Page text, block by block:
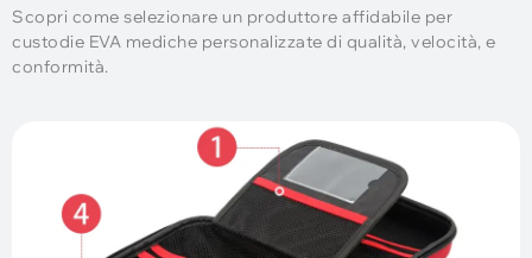
Scopri come selezionare un produttore affidabile per
custodie EVA mediche personalizzate di qualità, velocità, e
conformità.